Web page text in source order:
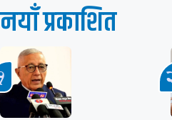
नयाँ प्रकाशित